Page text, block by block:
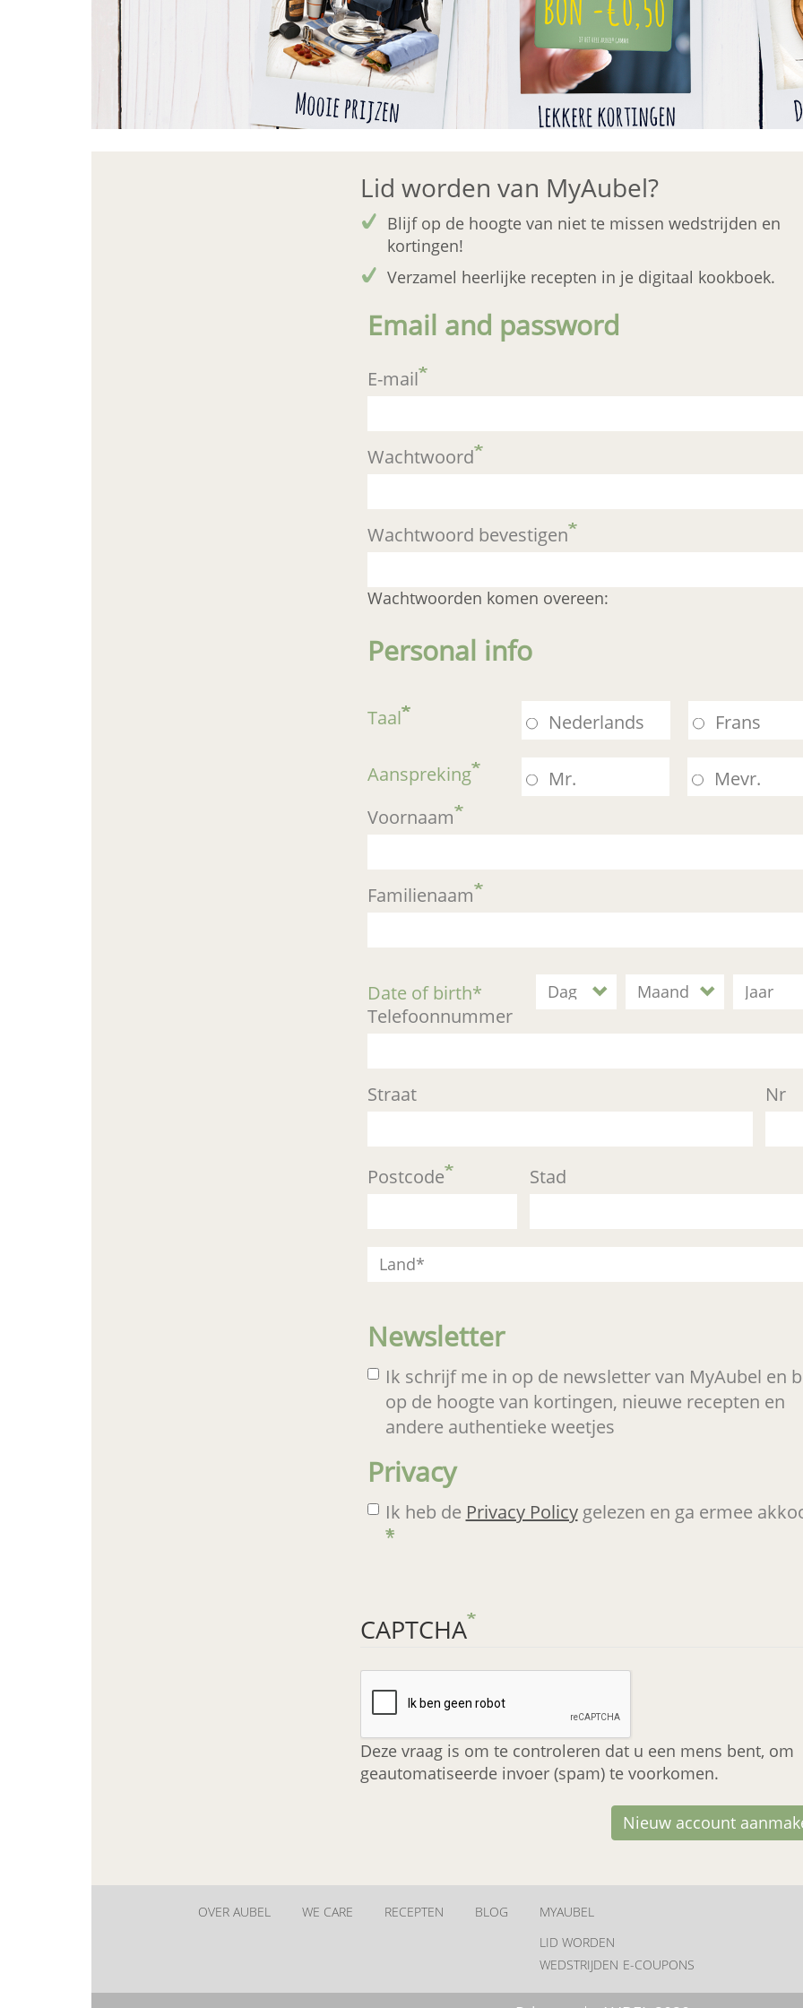
Lid worden van MyAubel?
Blijf op de hoogte van niet te missen wedstrijden en
kortingen!
Verzamel heerlijke recepten in je digitaal kookboek.
Email and password
E-mail
Wachtwoord
Wachtwoord bevestigen
Wachtwoorden komen overeen:
Personal info
Taal Nederlands Frans
Aanspreking Mr.
Mevr.
Voornaam
Familienaam
Date of birth*
Telefoonnummer
Straat Nr
Postcode Stad
Newsletter
Ik schrijf me in op de newsletter van MyAubel en
op de hoogte van kortingen, nieuwe recepten en
andere authentieke weetjes
Privacy
Ik heb de Privacy Policygelezen en ga ermee
*
CAPTCHA
Deze vraag is om te controleren dat u een mens bent, om
geautomatiseerde invoer (spam) te voorkomen.
Nieuw account
menu
OVER AUBEL WE CARE RECEPTEN BLOG
MYAUBEL
LID WORDEN
WEDSTRIJDEN E-COUPONS